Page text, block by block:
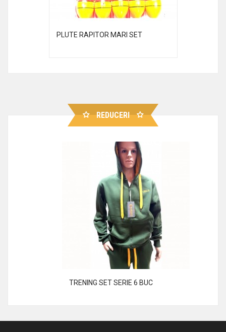
PLUTE RAPITOR MARI SET
REDUCERI
TRENING SET SERIE 6 BUC